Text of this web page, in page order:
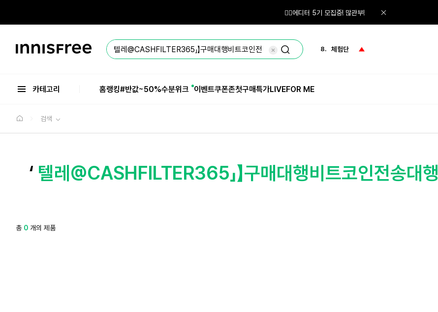
으
🙋‍♀️에디터 5기 모집중! 많관부!
이
6. 올인원
8. 체험단
카테고리 홈랭킹#반값~50%수분위크 이벤트쿠폰존첫구매특가LIVEFOR ME
검색
‘ 텔레@CASHFILTER365」】구매대행비트코인전송대행
총 0 개의 제품